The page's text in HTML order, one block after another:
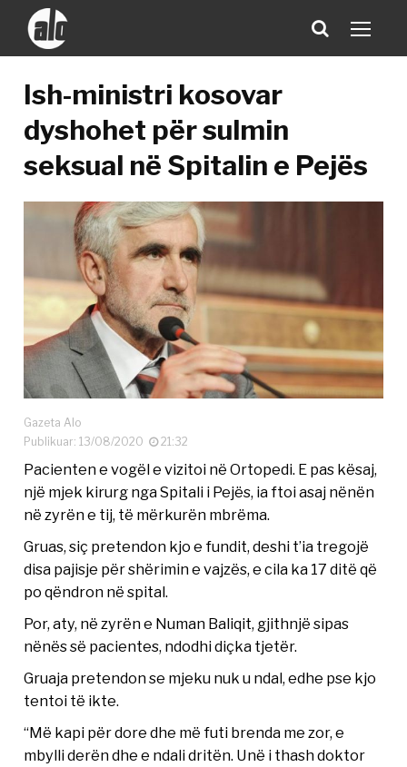
Ish-ministri kosovar
dyshohet për sulmin
seksual në Spitalin e Pejës
Gazeta Alo
Publikuar: 13/08/2020
21:32
Pacienten e vogël e vizitoi në Ortopedi. E pas kësaj,
një mjek kirurg nga Spitali i Pejës, ia ftoi asaj nënën
në zyrën e tij, të mërkurën mbrëma.
Gruas, siç pretendon kjo e fundit, deshi t’ia tregojë
disa pajisje për shërimin e vajzës, e cila ka 17 ditë që
po qëndron në spital.
Por, aty, në zyrën e Numan Baliqit, gjithnjë sipas
nënës së pacientes, ndodhi diçka tjetër.
Gruaja pretendon se mjeku nuk u ndal, edhe pse kjo
tentoi të ikte.
“Më kapi për dore dhe më futi brenda me zor, e
mbylli derën dhe e ndali dritën. Unë i thash doktor